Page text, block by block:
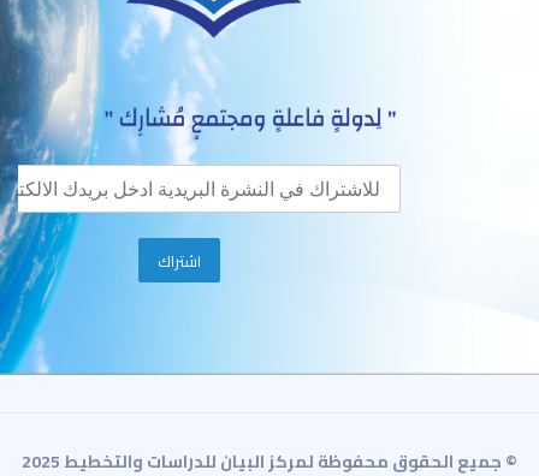
© جميع الحقوق محفوظة لمركز البيان للدراسات والتخطيط 2025